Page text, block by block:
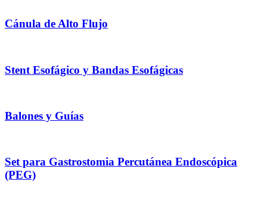
Cánula de Alto Flujo
Stent Esofágico y Bandas Esofágicas
Balones y Guías
Set para Gastrostomia Percutánea Endoscópica
(PEG)